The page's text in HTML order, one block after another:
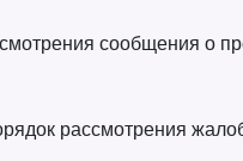
сообщения о
рассмотрения